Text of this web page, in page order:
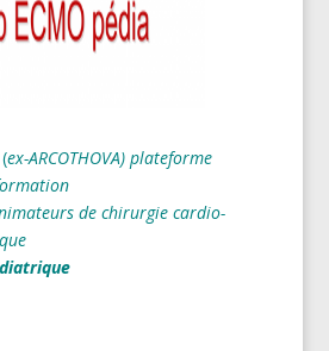
(ex-ARCOTHOVA) plateforme
de chirurgie cardio-